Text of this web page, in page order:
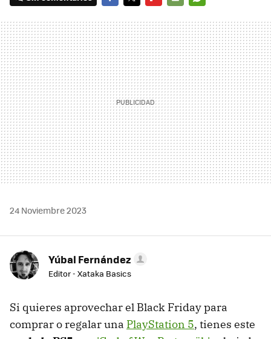
MAIL
24 Noviembre 2023
Yúbal Fernández
Editor - Xataka Basics
Si quieres aprovechar el Black Friday para
comprar o regalar una PlayStation 5, tienes este